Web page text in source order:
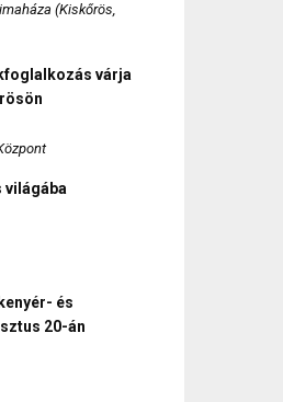
(Kiskőrös,
várja
világába
és
20-án